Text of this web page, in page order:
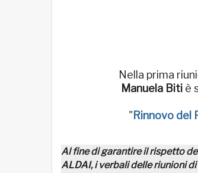
Nella prima
Manuela Biti è
" Rinnovo del
Al fine di garantire il rispetto
ALDAI, i verbali delle riunioni